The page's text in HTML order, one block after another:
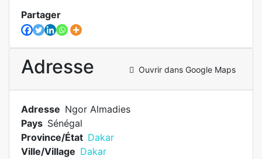
Partager
Adresse Ouvrir dans Google Maps
Adresse Ngor Almadies
Pays Sénégal
Province/État Dakar
Ville/Village Dakar